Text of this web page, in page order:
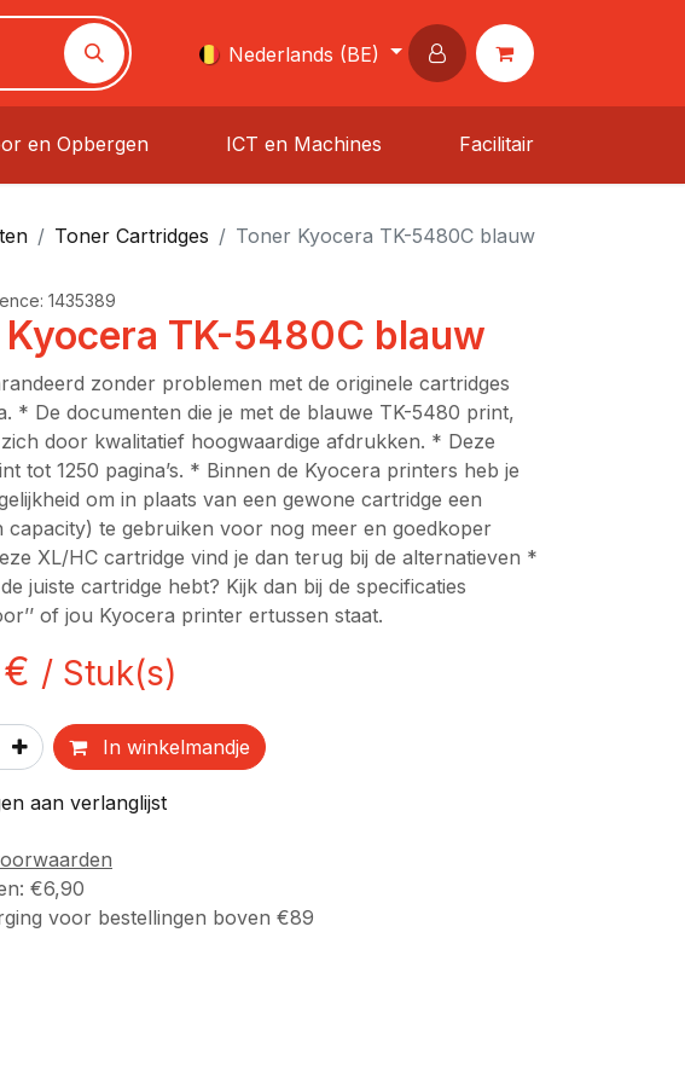
Nederlands (BE)
en Opbergen ICT en Machines Facilitair
Toner Cartridges Toner Kyocera TK-5480C blauw
1435389
Kyocera TK-5480C blauw
zonder problemen met de originele cartridges
* De documenten die je met de blauwe TK-5480 print,
door kwalitatief hoogwaardige afdrukken. * Deze
tot 1250 pagina’s. * Binnen de Kyocera printers heb je
om in plaats van een gewone cartridge een
capacity) te gebruiken voor nog meer en goedkoper
XL/HC cartridge vind je dan terug bij de alternatieven *
juiste cartridge hebt? Kijk dan bij de specificaties
of jou Kyocera printer ertussen staat.
€ / Stuk(s)
In winkelmandje
aan verlanglijst
€6,90
voor bestellingen boven €89